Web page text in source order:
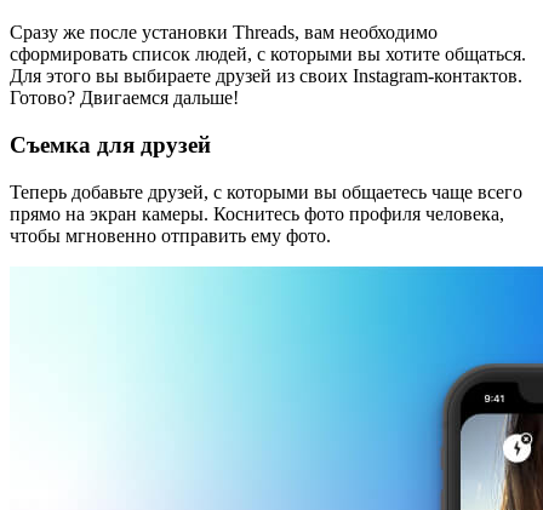
Сразу же после установки Threads, вам необходимо
сформировать список людей, с которыми вы хотите общаться.
Для этого вы выбираете друзей из своих Instagram-контактов.
Готово? Двигаемся дальше!
Съемка для друзей
Теперь добавьте друзей, с которыми вы общаетесь чаще всего
прямо на экран камеры. Коснитесь фото профиля человека,
чтобы мгновенно отправить ему фото.